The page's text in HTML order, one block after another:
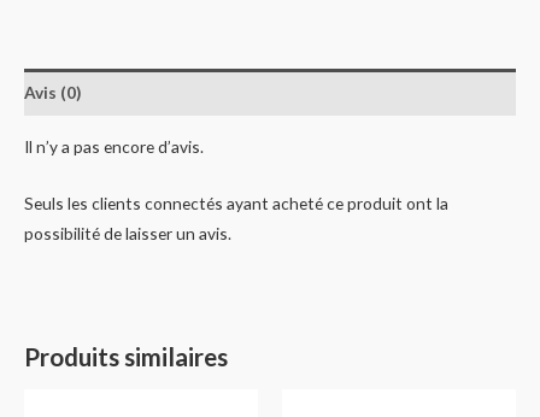
Avis (0)
Il n’y a pas encore d’avis.
Seuls les clients connectés ayant acheté ce produit ont la
possibilité de laisser un avis.
Produits similaires